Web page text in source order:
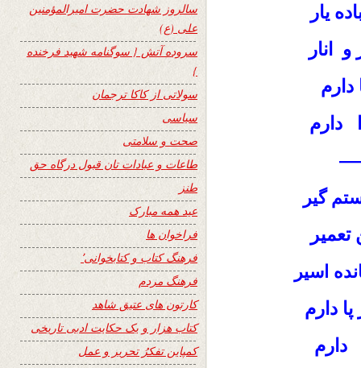
یار
انار
دارم
گیر
اسیر
دارم
سالروز شهادت حضرت امیرالمؤمنین
علی (ع)
سروده آتش { سوگنامه شهید فرخنده
}
سولاتی از کاکا ترجمان
سیاسی
صحت و سلامتی
طاعات و عبادات تان قبول درگاه حق
طنز
عید همه مبارک
فراخوان ها
فرهنگ کتاب و کتابخوانی٬
فرهنگ مردم
کارتون های عتیق شاهد
کتاب هزار و یک حکایت ادبی تاریخی
کمپاین تفکرُ تحریر و عمل